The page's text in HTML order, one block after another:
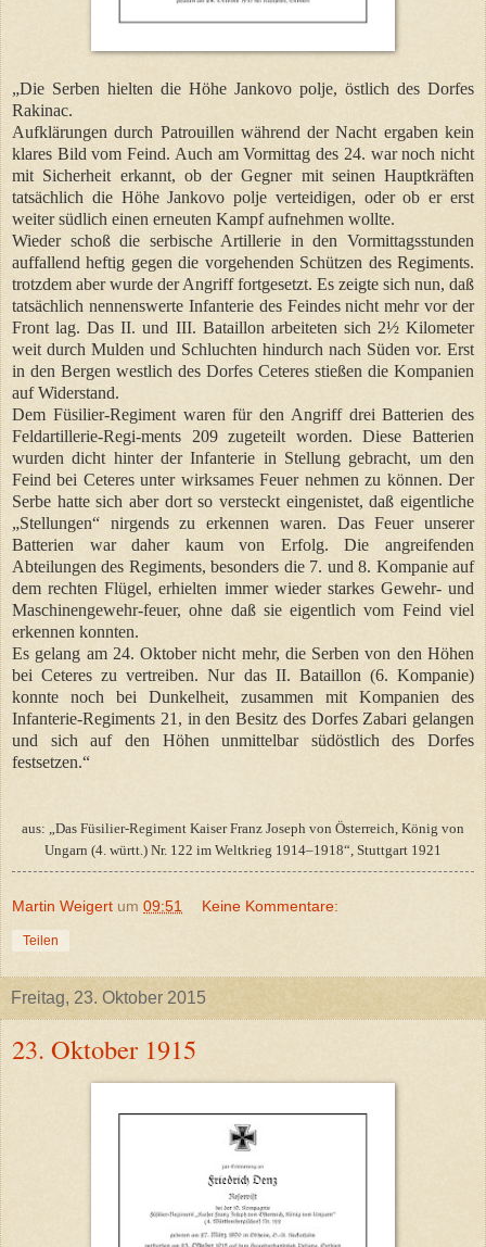
„Die Serben hielten die Höhe Jankovo polje, östlich des Dorfes
Rakinac.
Aufklärungen durch Patrouillen während der Nacht ergaben kein
klares Bild vom Feind. Auch am Vormittag des 24. war noch nicht
mit Sicherheit erkannt, ob der Gegner mit seinen Hauptkräften
tatsächlich die Höhe Jankovo polje verteidigen, oder ob er erst
weiter südlich einen erneuten Kampf aufnehmen wollte.
Wieder schoß die serbische Artillerie in den Vormittagsstunden
auffallend heftig gegen die vorgehenden Schützen des Regiments.
trotzdem aber wurde der Angriff fortgesetzt. Es zeigte sich nun, daß
tatsächlich nennenswerte Infanterie des Feindes nicht mehr vor der
Front lag. Das II. und III. Bataillon arbeiteten sich 2½ Kilometer
weit durch Mulden und Schluchten hindurch nach Süden vor. Erst
in den Bergen westlich des Dorfes Ceteres stießen die Kompanien
auf Widerstand.
Dem Füsilier-Regiment waren für den Angriff drei Batterien des
Feldartillerie-Regi-ments 209 zugeteilt worden. Diese Batterien
wurden dicht hinter der Infanterie in Stellung gebracht, um den
Feind bei Ceteres unter wirksames Feuer nehmen zu können. Der
Serbe hatte sich aber dort so versteckt eingenistet, daß eigentliche
„Stellungen“ nirgends zu erkennen waren. Das Feuer unserer
Batterien war daher kaum von Erfolg. Die angreifenden
Abteilungen des Regiments, besonders die 7. und 8. Kompanie auf
dem rechten Flügel, erhielten immer wieder starkes Gewehr- und
Maschinengewehr-feuer, ohne daß sie eigentlich vom Feind viel
erkennen konnten.
Es gelang am 24. Oktober nicht mehr, die Serben von den Höhen
bei Ceteres zu vertreiben. Nur das II. Bataillon (6. Kompanie)
konnte noch bei Dunkelheit, zusammen mit Kompanien des
Infanterie-Regiments 21, in den Besitz des Dorfes Zabari gelangen
und sich auf den Höhen unmittelbar südöstlich des Dorfes
festsetzen.“
aus: „Das Füsilier-Regiment Kaiser Franz Joseph von Österreich, König von
Ungarn (4. württ.) Nr. 122 im Weltkrieg 1914–1918“, Stuttgart 1921
Martin Weigert um 09:51 Keine Kommentare:
Teilen
Freitag, 23. Oktober 2015
23. Oktober 1915